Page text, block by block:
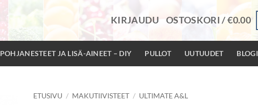
KIRJAUDU OSTOSKORI /€0.00
POHJANESTEET JA LISÄ-AINEET – DIY PULLOT UUTUUDET BLOGI
ETUSIVU / MAKUTIIVISTEET / ULTIMATE A&L